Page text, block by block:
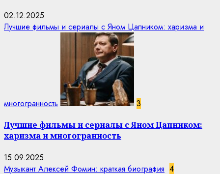
02.12.2025
Лучшие фильмы и сериалы с Яном Цапником: харизма и
многогранность 3
Лучшие фильмы и сериалы с Яном Цапником:
харизма и многогранность
15.09.2025
Музыкант Алексей Фомин: краткая биография 4